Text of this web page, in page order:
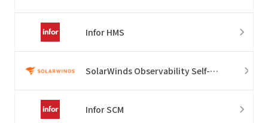
Infor HMS
SolarWinds Observability Self-Hosted
Infor SCM